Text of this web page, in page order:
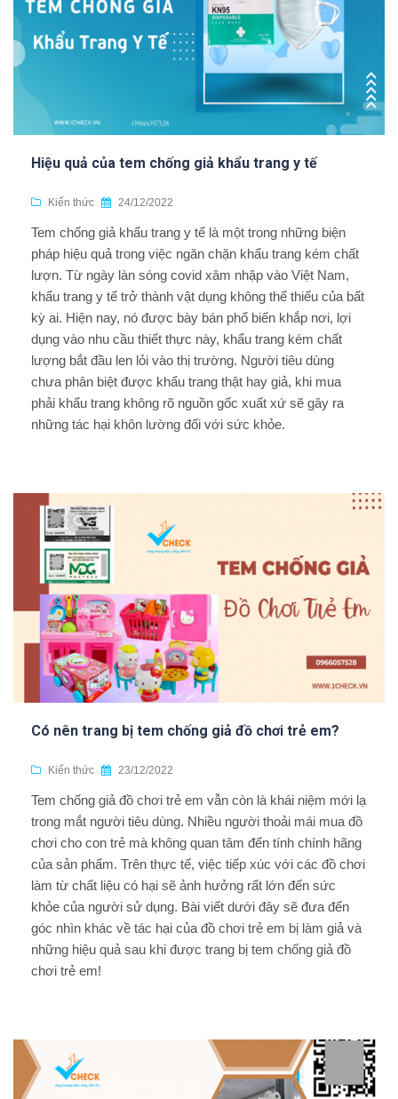
Hiệu quả của tem chống giả khẩu trang y tế
Kiến thức 24/12/2022
Tem chống giả khẩu trang y tế là một trong những biện
pháp hiệu quả trong việc ngăn chặn khẩu trang kém chất
lượn. Từ ngày làn sóng covid xâm nhập vào Việt Nam,
khẩu trang y tế trở thành vật dụng không thể thiếu của bất
kỳ ai. Hiện nay, nó được bày bán phổ biến khắp nơi, lợi
dụng vào nhu cầu thiết thực này, khẩu trang kém chất
lượng bắt đầu len lỏi vào thị trường. Người tiêu dùng
chưa phân biệt được khẩu trang thật hay giả, khi mua
phải khẩu trang không rõ nguồn gốc xuất xứ sẽ gây ra
những tác hại khôn lường đối với sức khỏe.
Có nên trang bị tem chống giả đồ chơi trẻ em?
Kiến thức 23/12/2022
Tem chống giả đồ chơi trẻ em vẫn còn là khái niệm mới lạ
trong mắt người tiêu dùng. Nhiều người thoải mái mua đồ
chơi cho con trẻ mà không quan tâm đến tính chính hãng
của sản phẩm. Trên thực tế, việc tiếp xúc với các đồ chơi
làm từ chất liệu có hại sẽ ảnh hưởng rất lớn đến sức
khỏe của người sử dụng. Bài viết dưới đây sẽ đưa đến
góc nhìn khác về tác hại của đồ chơi trẻ em bị làm giả và
những hiệu quả sau khi được trang bị tem chống giả đồ
chơi trẻ em!